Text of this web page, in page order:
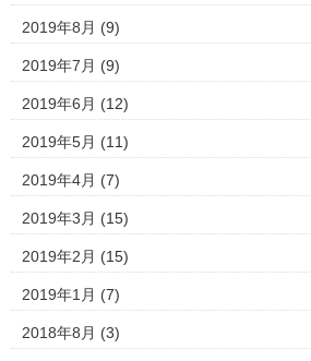
2019年8月 (9)
2019年7月 (9)
2019年6月 (12)
2019年5月 (11)
2019年4月 (7)
2019年3月 (15)
2019年2月 (15)
2019年1月 (7)
2018年8月 (3)